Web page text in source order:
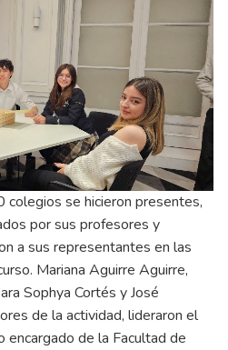
colegios se hicieron presentes,
por sus profesores y
a sus representantes en las
Mariana Aguirre Aguirre,
Sophya Cortés y José
de la actividad, lideraron el
de la Facultad de